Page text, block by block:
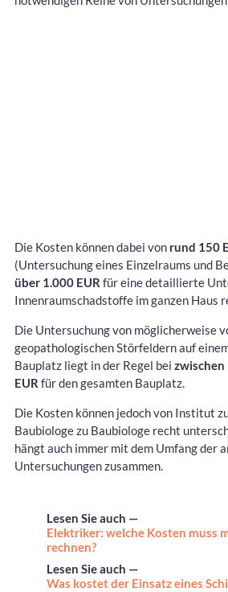
Die Kosten können dabei von rund 150
(Untersuchung eines Einzelraums und
über 1.000 EUR für eine detaillierte
Innenraumschadstoffe im ganzen Haus
Die Untersuchung von möglicherweise
geopathologischen Störfeldern auf
Bauplatz liegt in der Regel bei zwischen
EUR für den gesamten Bauplatz.
Die Kosten können jedoch von Institut
Baubiologe zu Baubiologe recht
hängt auch immer mit dem Umfang der
Untersuchungen zusammen.
Lesen Sie auch —
Elektriker: welche Kosten muss
rechnen?
Lesen Sie auch —
Was kostet der Einsatz eines